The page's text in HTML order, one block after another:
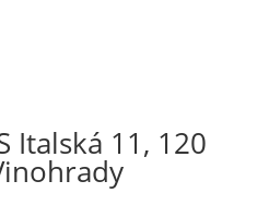
Italská 11, 120